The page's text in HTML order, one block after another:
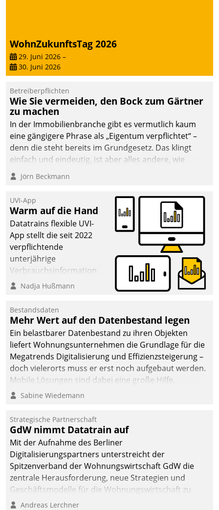
Dienstleisterauftrag.
WohnZukunftsTag 2026
29. Juni 2026 –
30. Juni 2026
Betreiberpflichten
Wie Sie vermeiden, den Bock zum Gärtner
zu machen
In der Immobilienbranche gibt es vermutlich kaum
eine gängigere Phrase als „Eigentum verpflichtet“ –
denn die steht bereits im Grundgesetz. Das klingt
einfach und eindeutig, ist aber alles andere, wie
Branchenbeschäftigte wissen. Denn mit der
Verantwortung folgen Verpflichtungen.
Jörn Beckmann
UVI-App
Warm auf die Hand
Datatrains flexible UVI-
App stellt die seit 2022
verpflichtende
unterjährige
Verbrauchsinformation
schnell, zuverlässig und
Die monatlichen
Mitteilungen zum
Heizungs- und
Wasserverbrauch gehen
automatisiert, vollständig
und auf Wunsch über
mehrere zuvor
Kommunikationswege bei
Nadja Hußmann
Bestandsdaten
Mehr Wert auf den Datenbestand legen
Ein belastbarer Datenbestand zu ihren Objekten
liefert Wohnungsunternehmen die Grundlage für die
Megatrends Digitalisierung und Effizienzsteigerung –
doch vielerorts muss er erst noch aufgebaut werden.
Mobile Lösungen sind dabei eine große Hilfe.
Sabine Wiedemann
Strategische Partnerschaft
GdW nimmt Datatrain auf
Mit der Aufnahme des Berliner
Digitalisierungspartners unterstreicht der
Spitzenverband der Wohnungswirtschaft GdW die
zentrale Herausforderung, neue Strategien und
Geschäftsmodelle für die Wohnungswirtschaft zu
entwickeln.
Andreas Lerchner